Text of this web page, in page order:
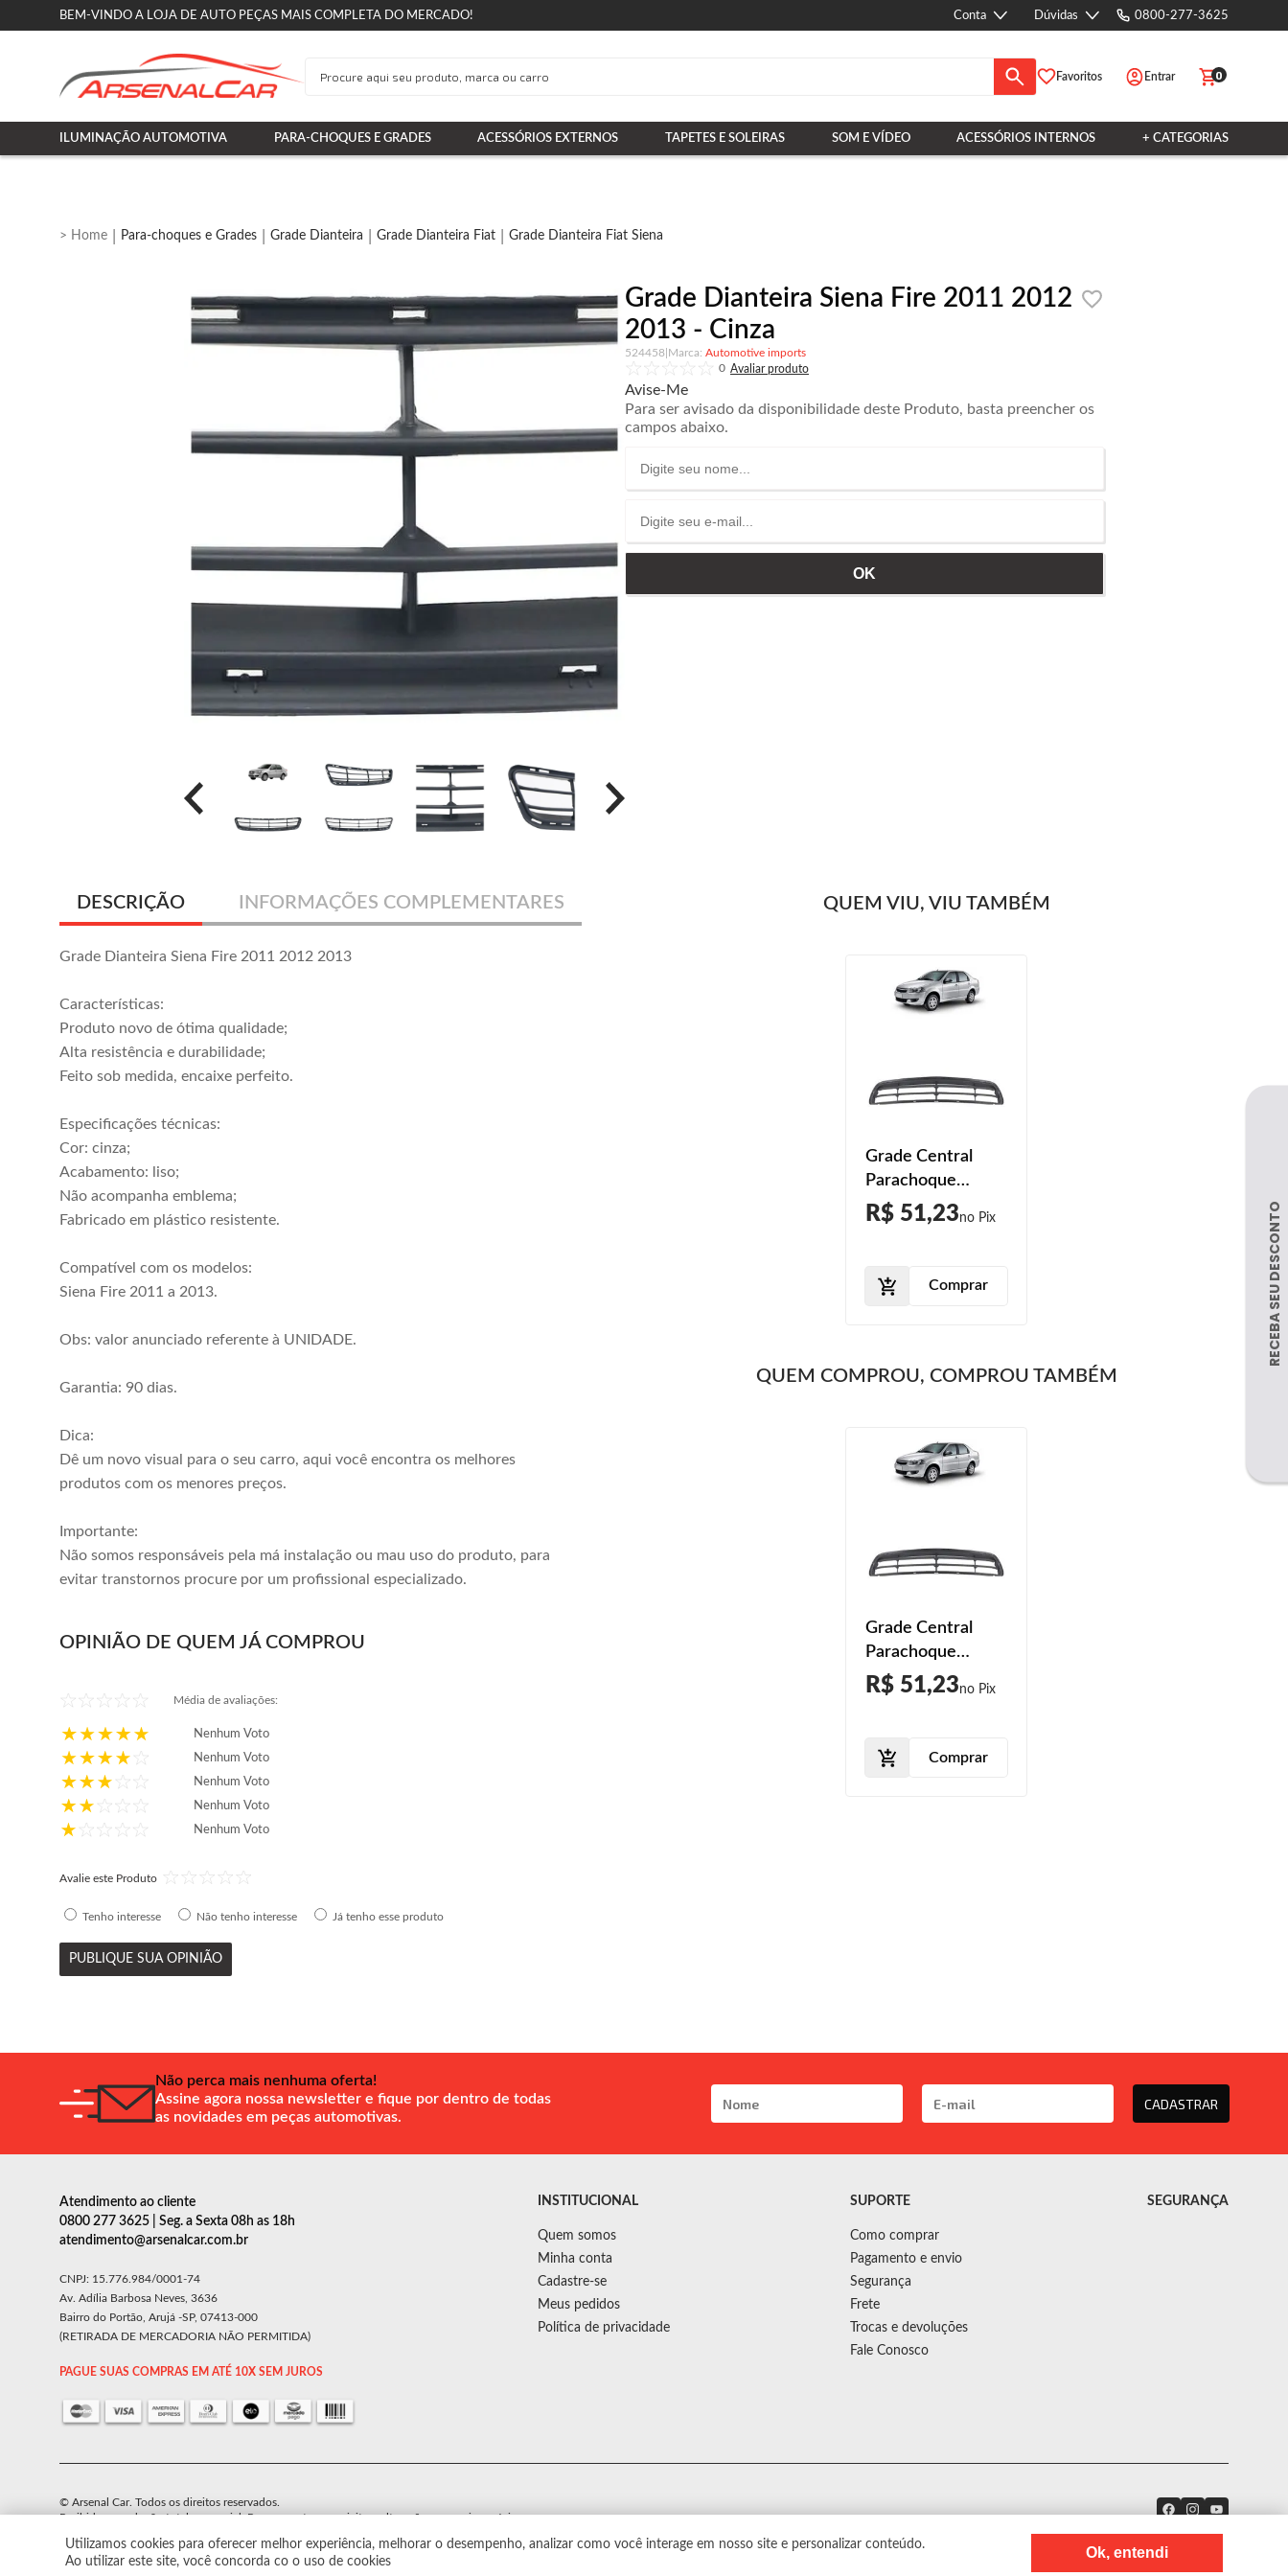
BEM-VINDO A LOJA DE AUTO PEÇAS MAIS COMPLETA DO MERCADO! Conta Dúvidas 0800-277-3625
Favoritos Entrar 0
ILUMINAÇÃO AUTOMOTIVA PARA-CHOQUES E GRADES ACESSÓRIOS EXTERNOS TAPETES E SOLEIRAS SOM E VÍDEO ACESSÓRIOS INTERNOS + CATEGORIAS
Para-choques e Grades Grade Dianteira Grade Dianteira Fiat Grade Dianteira Fiat Siena
Grade Dianteira Siena Fire 2011 2012
2013 - Cinza
524458
Automotive imports
0
Avise-Me
Para ser avisado da disponibilidade deste Produto, basta preencher os
campos abaixo.
DESCRIÇÃO INFORMAÇÕES COMPLEMENTARES
Grade Dianteira Siena Fire 2011 2012 2013
Características:
Produto novo de ótima qualidade;
Alta resistência e durabilidade;
Feito sob medida, encaixe perfeito.
Especificações técnicas:
Cor: cinza;
Acabamento: liso;
Não acompanha emblema;
Fabricado em plástico resistente.
Compatível com os modelos:
Siena Fire 2011 a 2013.
Obs: valor anunciado referente à UNIDADE.
Garantia: 90 dias.
Dica:
Dê um novo visual para o seu carro, aqui você encontra os melhores
produtos com os menores preços.
Importante:
Não somos responsáveis pela má instalação ou mau uso do produto, para
evitar transtornos procure por um profissional especializado.
OPINIÃO DE QUEM JÁ COMPROU
Média de avaliações:
Nenhum Voto
Nenhum Voto
Nenhum Voto
Nenhum Voto
Nenhum Voto
Avalie este Produto
Tenho interesse Não tenho interesse Já tenho esse produto
PUBLIQUE SUA OPINIÃO
QUEM VIU, VIU TAMBÉM
Grade Central
Parachoque
Dianteiro Siena
Fire 2011 2012
R$ 51,23
Comprar
QUEM COMPROU, COMPROU TAMBÉM
Grade Central
Parachoque
Dianteiro Siena
Fire 2011 2012
R$ 51,23
Comprar
Precisa de ajuda?
Não perca mais nenhuma oferta!
Assine agora nossa newsletter e fique por dentro de todas
as novidades em peças automotivas.
CADASTRAR
Utilizamos cookies para oferecer melhor experiência, melhorar o desempenho, analizar como você interage em nosso site e personalizar conteúdo.
Ao utilizar este site, você concorda co o uso de cookies
Ok, entendi
Atendimento ao cliente
0800 277 3625 | Seg. a Sexta 08h as 18h
atendimento@arsenalcar.com.br
CNPJ: 15.776.984/0001-74
Av. Adília Barbosa Neves, 3636
Bairro do Portão, Arujá -SP, 07413-000
(RETIRADA DE MERCADORIA NÃO PERMITIDA)
PAGUE SUAS COMPRAS EM ATÉ 10X SEM JUROS
INSTITUCIONAL
Quem somos
Minha conta
Cadastre-se
Meus pedidos
Política de privacidade
SUPORTE
Como comprar
Pagamento e envio
Segurança
Frete
Trocas e devoluções
Fale Conosco
SEGURANÇA
© Arsenal Car. Todos os direitos reservados.
Proibida reprodução total ou parcial. Preços e estoque sujeito a alterações sem aviso prévio.